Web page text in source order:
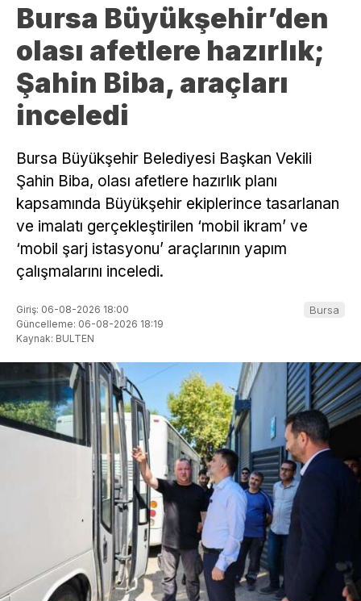
Bursa Büyükşehir’den
olası afetlere hazırlık;
Şahin Biba, araçları
inceledi
Bursa Büyükşehir Belediyesi Başkan Vekili
Şahin Biba, olası afetlere hazırlık planı
kapsamında Büyükşehir ekiplerince tasarlanan
ve imalatı gerçekleştirilen ‘mobil ikram’ ve
‘mobil şarj istasyonu’ araçlarının yapım
çalışmalarını inceledi.
Giriş: 06-08-2026 18:00
Güncelleme: 06-08-2026 18:19
Kaynak: BULTEN
Bursa